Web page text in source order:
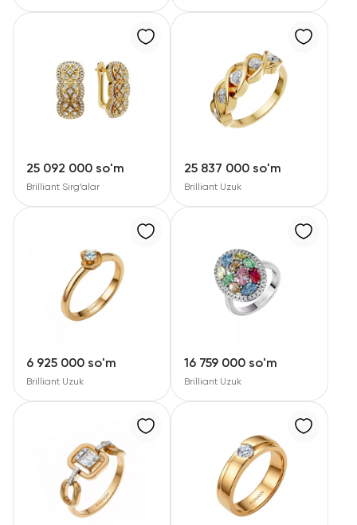
25 092 000 so'm
Brilliant Sirg‘alar
25 837 000 so'm
Brilliant Uzuk
6 925 000 so'm
Brilliant Uzuk
16 759 000 so'm
Brilliant Uzuk